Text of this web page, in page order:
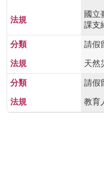
站
臺
首
頁
myNTU
國立
課支
請假
天然
請假
教育